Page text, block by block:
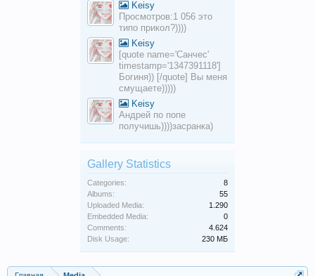
Keisy
Просмотров:1 056 это
типо прикол?))))
Keisy
[quote name='Санчес'
timestamp='1347391118']
Богиня)) [/quote] Вы меня
смущаете)))))
Keisy
Андрей по попе
получишь))))засранка)
Gallery Statistics
Categories:
8
Albums:
55
Uploaded Media:
1.290
Embedded Media:
0
Comments:
4.624
Disk Usage:
230 МБ